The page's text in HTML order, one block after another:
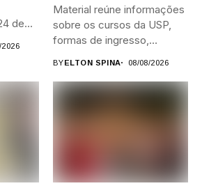
de...
2026
Material reúne informações
sobre os cursos da USP,
formas de ingresso,
BYELTON SPINA 08/08/2026